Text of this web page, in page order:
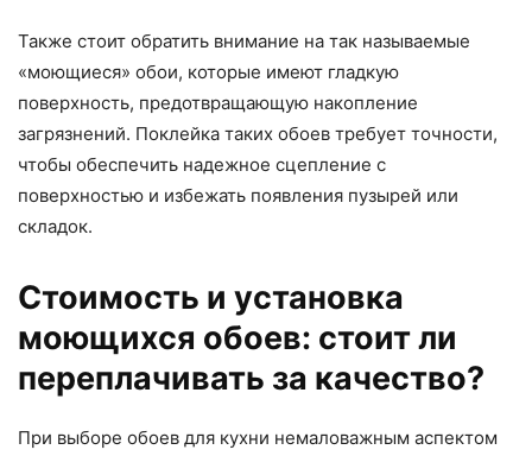
Также стоит обратить внимание на так называемые
«моющиеся» обои, которые имеют гладкую
поверхность, предотвращающую накопление
загрязнений. Поклейка таких обоев требует точности,
чтобы обеспечить надежное сцепление с
поверхностью и избежать появления пузырей или
складок.
Стоимость и установка
моющихся обоев: стоит ли
переплачивать за качество?
При выборе обоев для кухни немаловажным аспектом